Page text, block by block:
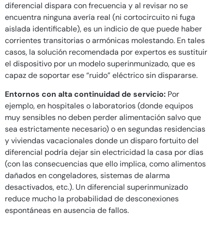
diferencial dispara con frecuencia y al revisar no se
encuentra ninguna avería real (ni cortocircuito ni fuga
aislada identificable), es un indicio de que puede haber
corrientes transitorias o armónicas molestando. En tales
casos, la solución recomendada por expertos es sustituir
el dispositivo por un modelo superinmunizado, que es
capaz de soportar ese “ruido” eléctrico sin dispararse.
Entornos con alta continuidad de servicio: Por
ejemplo, en hospitales o laboratorios (donde equipos
muy sensibles no deben perder alimentación salvo que
sea estrictamente necesario) o en segundas residencias
y viviendas vacacionales donde un disparo fortuito del
diferencial podría dejar sin electricidad la casa por días
(con las consecuencias que ello implica, como alimentos
dañados en congeladores, sistemas de alarma
desactivados, etc.). Un diferencial superinmunizado
reduce mucho la probabilidad de desconexiones
espontáneas en ausencia de fallos.